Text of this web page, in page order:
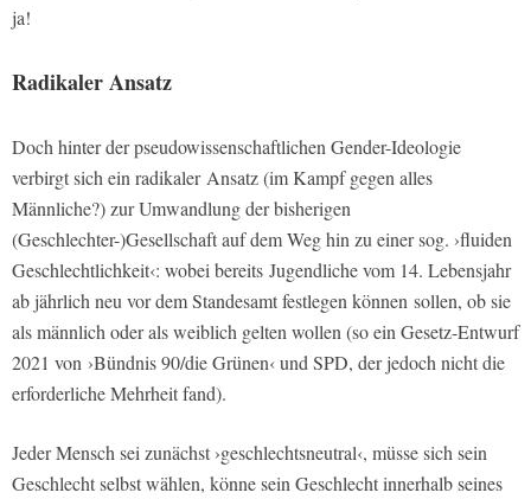
ja!
Radikaler Ansatz
Doch hinter der pseudowissenschaftlichen Gender-Ideologie
verbirgt sich ein radikaler Ansatz (im Kampf gegen alles
Männliche?) zur Umwandlung der bisherigen
(Geschlechter-)Gesellschaft auf dem Weg hin zu einer sog. ›fluiden
Geschlechtlichkeit‹: wobei bereits Jugendliche vom 14. Lebensjahr
ab jährlich neu vor dem Standesamt festlegen können sollen, ob sie
als männlich oder als weiblich gelten wollen (so ein Gesetz-Entwurf
2021 von ›Bündnis 90/die Grünen‹ und SPD, der jedoch nicht die
erforderliche Mehrheit fand).
Jeder Mensch sei zunächst ›geschlechtsneutral‹, müsse sich sein
Geschlecht selbst wählen, könne sein Geschlecht innerhalb seines